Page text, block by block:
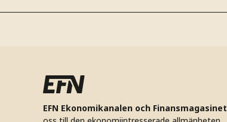
EFN Ekonomikanalen och Finansmagasinet